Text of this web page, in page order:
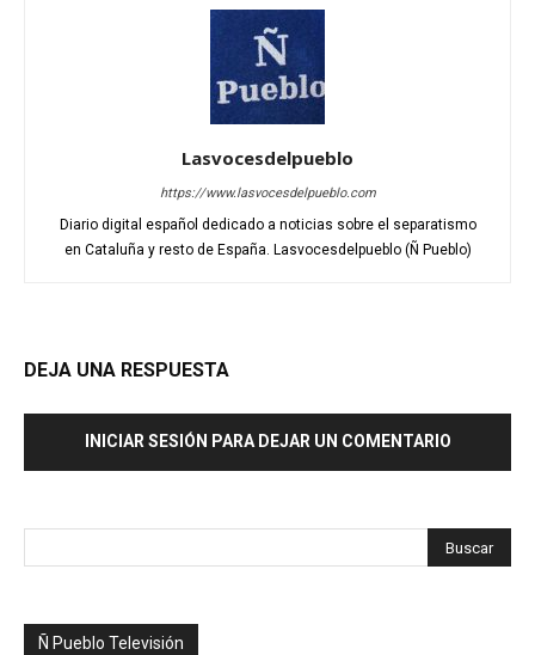
Lasvocesdelpueblo
https://www.lasvocesdelpueblo.com
Diario digital español dedicado a noticias sobre el separatismo
en Cataluña y resto de España. Lasvocesdelpueblo (Ñ Pueblo)
DEJA UNA RESPUESTA
INICIAR SESIÓN PARA DEJAR UN COMENTARIO
Ñ Pueblo Televisión